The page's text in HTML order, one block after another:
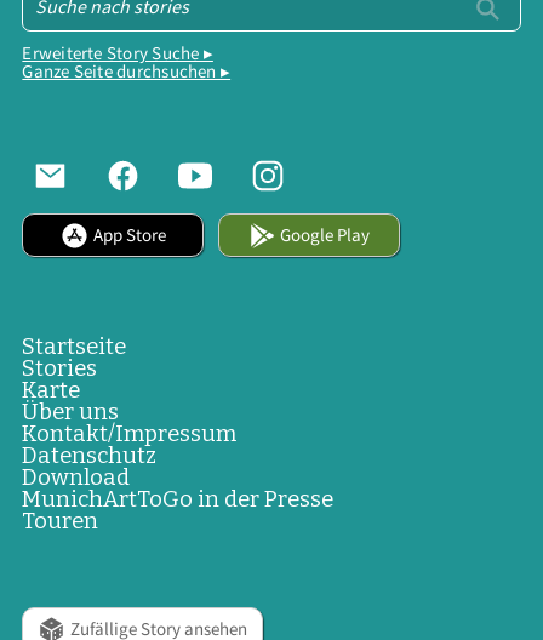
Erweiterte Story Suche ▸
Ganze Seite durchsuchen ▸
App Store Google Play
Startseite
Stories
Karte
Über uns
Kontakt/Impressum
Datenschutz
Download
MunichArtToGo in der Presse
Touren
Zufällige Story ansehen